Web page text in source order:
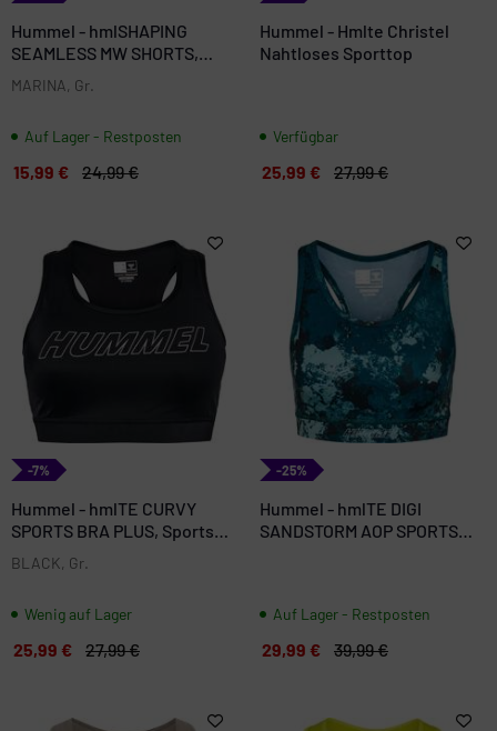
Hummel - hmlSHAPING
SEAMLESS MW SHORTS,
MARINA, Gr.
Auf Lager - Restposten
15,99 € 24,99 €
Hummel - Hmlte Christel
Nahtloses Sporttop
Verfügbar
25,99 € 27,99 €
-7%
Hummel - hmlTE CURVY
SPORTS BRA PLUS, Sports
BLACK, Gr.
Wenig auf Lager
25,99 € 27,99 €
-25%
Hummel - hmlTE DIGI
SANDSTORM AOP SPORTS
Auf Lager - Restposten
29,99 € 39,99 €